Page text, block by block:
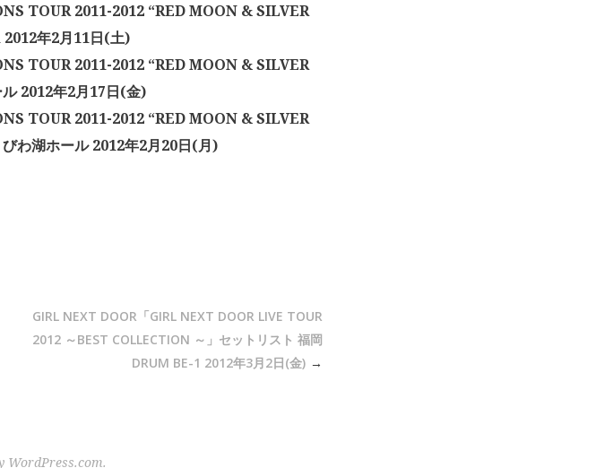
TOUR 2011-2012 “RED MOON & SILVER
2012年2月11日(土)
TOUR 2011-2012 “RED MOON & SILVER
2012年2月17日(金)
TOUR 2011-2012 “RED MOON & SILVER
わ湖ホール 2012年2月20日(月)
GIRL NEXT DOOR「GIRL NEXT DOOR LIVE TOUR
2012 ～BEST COLLECTION ～」セットリスト 福岡
DRUM BE-1 2012年3月2日(金)
WordPress.com.